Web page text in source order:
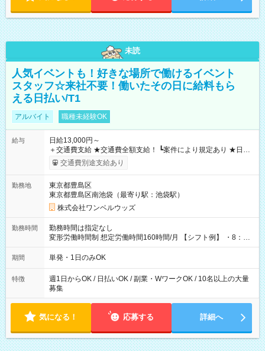
未読
人気イベントも！好きな場所で働けるイベント
スタッフ☆来社不要！働いたその日に給料もら
える日払い/T1
アルバイト 職種未経験OK
給与
日給13,000円～
＋交通費支給 ★交通費全額支給！ ┗案件により規定あり ★日払
いOK！（規定あり） ┗働いたその日に現金GET♪ お仕事後はコ
ンビニATMから 日払い分を引き落とせます！ 【試用期間】試
交通費別途支給あり
勤務地
東京都豊島区
東京都豊島区南池袋（最寄り駅：池袋駅）
株式会社ワンベルウッズ
勤務時間
勤務時間は指定なし
変形労働時間制 想定労働時間160時間/月 【シフト例】 ・8：00
～21：00
期間 単発・1日のみOK
特徴
週1日からOK / 日払いOK / 副業・WワークOK / 10名以上の大量
募集
気になる！ 応募する 詳細へ